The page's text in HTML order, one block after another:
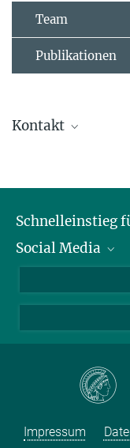
Team
Publikationen
Kontakt
Schnelleinstieg
Journalist*innen
Bewerbende
Schüler*innen und
Social Media
Instagram
LinkedIn
Facebook
Impressum